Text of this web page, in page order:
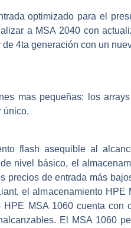
optimizado para el
a MSA 2040 con
4ta generación con un
mas pequeñas: los
único.
flash asequible al
nivel básico, el
precios de entrada más
el almacenamiento
MSA 1060 cuenta con
El MSA 1060